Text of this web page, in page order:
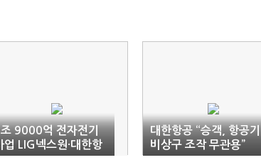
9000억 전자전기
업 LIG넥스원·대한항
대한항공 “승객, 항공기
비상구 조작 무관용”